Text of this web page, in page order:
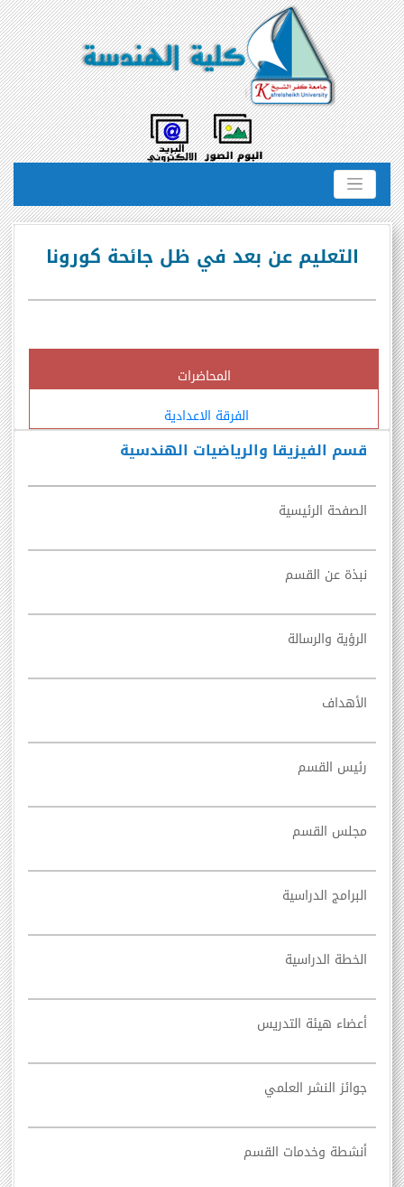
قسم الفيزيقا والرياضيات الهندسية
الصفحة الرئيسية
نبذة عن القسم
الرؤية والرسالة
الأهداف
رئيس القسم
مجلس القسم
البرامج الدراسية
الخطة الدراسية
أعضاء هيئة التدريس
جوائز النشر العلمي
أنشطة وخدمات القسم
التعليم عن بعد في ظل جائحة كورونا
المحاضرات
الفرقة الاعدادية